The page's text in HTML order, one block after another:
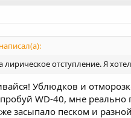
лирическое отступление. Я
Ублюдков и
WD-40, мне
засыпало песком и